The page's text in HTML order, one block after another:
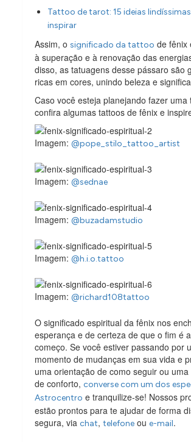
Tattoo de tarot: 15 ideias
inspirar
Assim, osignificado da tattoo de fênix
à superação e à renovação das
disso, as tatuagens desse pássaro são
ricas em cores, unindo beleza e
Caso você esteja planejando fazer uma
confira algumas tattoos de fênix e
Imagem:@pope_stilo_tattoo_artist
Imagem:@sednae
Imagem:@buzadamstudio
Imagem:@h.i.o.tattoo
Imagem:@richard108tattoo
O significado espiritual da fênix nos
esperança e de certeza de que o fim é
começo. Se você estiver passando por
momento de mudanças em sua vida e
uma orientação de como seguir ou
de conforto,converse com um dos
Astrocentro e tranquilize-se! Nossos
estão prontos para te ajudar de forma
segura, viachat,telefone oue-mail.